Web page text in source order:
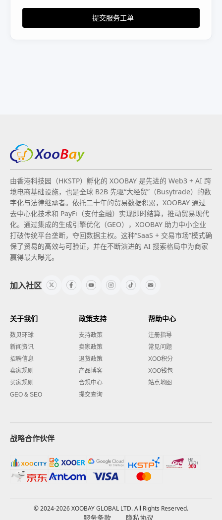
提交服务工单
由香港科技园（HKSTP）孵化的 XOOBAY 是先进的 Web3 + AI 跨
境电商基础设施，也是全球 B2B 先驱“大经贸”（Busytrade）的数
字化与法律继承者。依托二十年的贸易数据积累，XOOBAY 通过
去中心化技术和 PayFi（支付金融）实现即时结算，推动贸易现代
化。通过集成的生成引擎优化（GEO），XOOBAY 助力中小企业
打破传统平台垄断，夺回数据主权。这种“SaaS + 交易市场”模式确
保了贸易的高效与可验证，并在不断演进的 AI 搜索格局中为商家
赢得最大曝光。
加入社区
关于我们
数贝环球
新闻资讯
招聘信息
卖家规则
买家规则
GEO & SEO
政策支持
支持政策
卖家政策
退货政策
产品博客
合規中心
提交查询
帮助中心
注册指导
常见问题
XOO积分
XOO钱包
站点地图
战略合作伙伴
© 2024-2026 XOOBAY GLOBAL LTD. All Rights Reserved.
服务条款 隐私协议